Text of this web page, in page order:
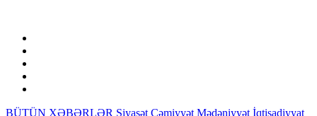
BÜTÜN XƏBƏRLƏR Siyasət Cəmiyyət Mədəniyyət İqtisadiyyat